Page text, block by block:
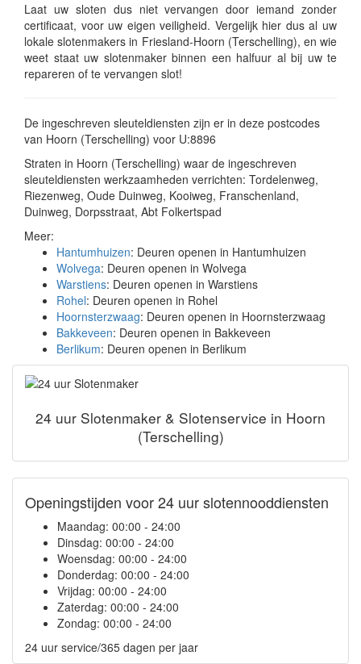
Laat uw sloten dus niet vervangen door iemand zonder
certificaat, voor uw eigen veiligheid. Vergelijk hier dus al uw
lokale slotenmakers in Friesland-Hoorn (Terschelling), en wie
weet staat uw slotenmaker binnen een halfuur al bij uw te
repareren of te vervangen slot!
De ingeschreven sleuteldiensten zijn er in deze postcodes
van Hoorn (Terschelling) voor U:8896
Straten in Hoorn (Terschelling) waar de ingeschreven
sleuteldiensten werkzaamheden verrichten: Tordelenweg,
Riezenweg, Oude Duinweg, Kooiweg, Franschenland,
Duinweg, Dorpsstraat, Abt Folkertspad
Meer:
Hantumhuizen: Deuren openen in Hantumhuizen
Wolvega: Deuren openen in Wolvega
Warstiens: Deuren openen in Warstiens
Rohel: Deuren openen in Rohel
Hoornsterzwaag: Deuren openen in Hoornsterzwaag
Bakkeveen: Deuren openen in Bakkeveen
Berlikum: Deuren openen in Berlikum
24 uur Slotenmaker & Slotenservice in Hoorn
(Terschelling)
Openingstijden voor 24 uur slotennooddiensten
Maandag: 00:00 - 24:00
Dinsdag: 00:00 - 24:00
Woensdag: 00:00 - 24:00
Donderdag: 00:00 - 24:00
Vrijdag: 00:00 - 24:00
Zaterdag: 00:00 - 24:00
Zondag: 00:00 - 24:00
24 uur service/365 dagen per jaar